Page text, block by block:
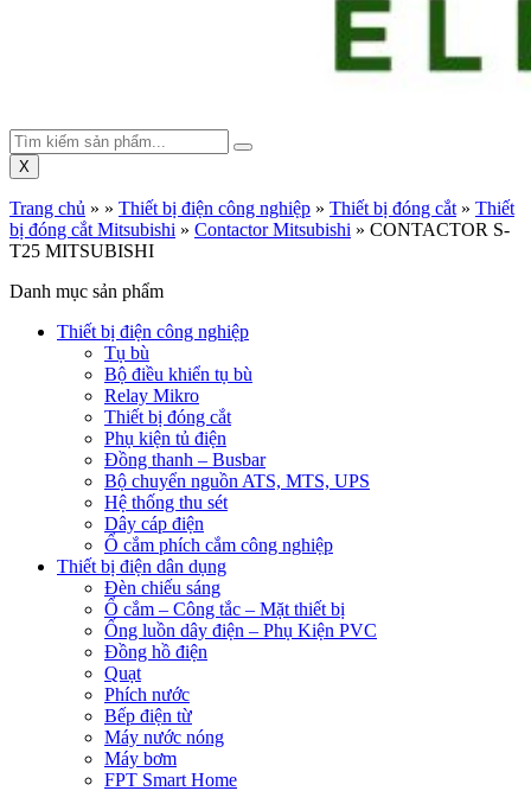
X
Trang chủ » » Thiết bị điện công nghiệp » Thiết bị đóng cắt » Thiết
bị đóng cắt Mitsubishi » Contactor Mitsubishi » CONTACTOR S-
T25 MITSUBISHI
Danh mục sản phẩm
Thiết bị điện công nghiệp
Tụ bù
Bộ điều khiển tụ bù
Relay Mikro
Thiết bị đóng cắt
Phụ kiện tủ điện
Đồng thanh – Busbar
Bộ chuyển nguồn ATS, MTS, UPS
Hệ thống thu sét
Dây cáp điện
Ổ cắm phích cắm công nghiệp
Thiết bị điện dân dụng
Đèn chiếu sáng
Ổ cắm – Công tắc – Mặt thiết bị
Ống luồn dây điện – Phụ Kiện PVC
Đồng hồ điện
Quạt
Phích nước
Bếp điện từ
Máy nước nóng
Máy bơm
FPT Smart Home